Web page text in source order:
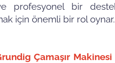
profesyonel bir
için önemli bir rol oynar.
Çamaşır Makinesi